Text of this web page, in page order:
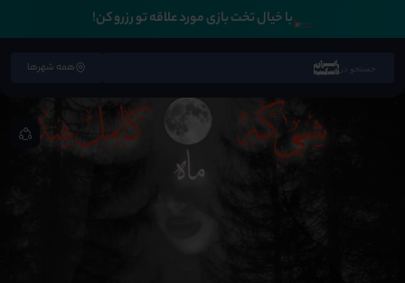
🛏️با خیال تخت بازی مورد علاقه تو رزرو کن!
همه شهرها